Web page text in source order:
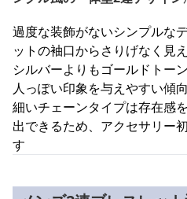
過度な装飾がないシンプルな
ットの袖口からさりげなく見
シルバーよりもゴールドトー
人っぽい印象を与えやすい傾
細いチェーンタイプは存在感
出できるため、アクセサリー
す